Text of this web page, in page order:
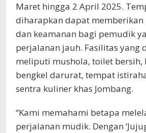
Maret hingga 2 April 2025.
diharapkan dapat memberikan
dan keamanan bagi pemudik
perjalanan jauh. Fasilitas yang
meliputi mushola, toilet bersih,
bengkel darurat, tempat
sentra kuliner khas Jombang.
“Kami memahami betapa
perjalanan mudik. Dengan